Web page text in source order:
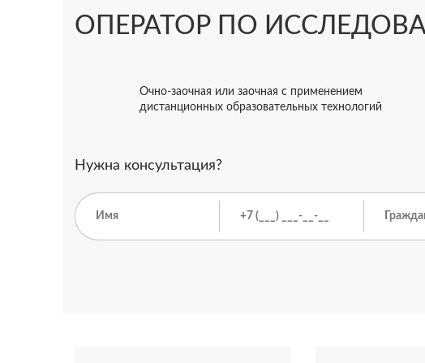
ОПЕРАТОР ПО
Очно-заочная или заочная с применением
дистанционных образовательных технологий
Нужна консультация?